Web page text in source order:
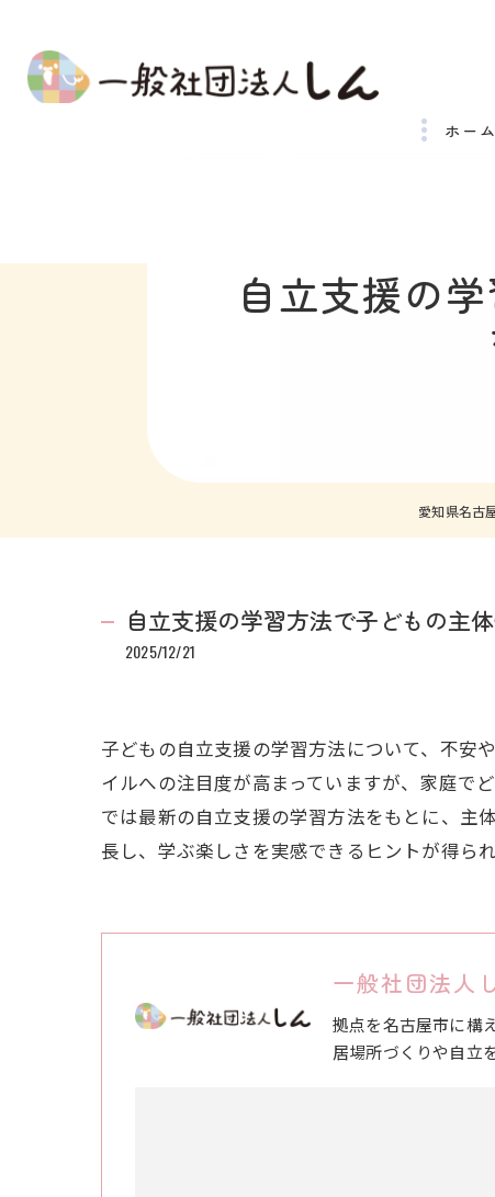
ホーム
自立支援の
愛知県名古
自立支援の学習方法で子どもの主
2025/12/21
子どもの自立支援の学習方法について、不安
イルへの注目度が高まっていますが、家庭で
では最新の自立支援の学習方法をもとに、主
長し、学ぶ楽しさを実感できるヒントが得ら
一般社団法人
拠点を名古屋市に構
居場所づくりや自立